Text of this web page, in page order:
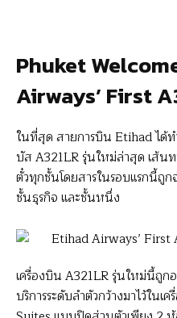
Phuket
Airways’ First
ในที่สุด สายการบิน Etihad ได้
บัส A321LR รุ่นใหม่ล่าสุด เส้น
ตั๋วทุกชั้นโดยสารในรอบแรกนี้
ชั้นธุรกิจ และชั้นหนึ่ง
เครื่องบิน A321LR รุ่นใหม่นี้ถูก
บริการระดับลำตัวกว้างมาไว้ใน